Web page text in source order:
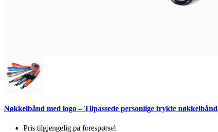
Nøkkelbånd med logo – Tilpassede personlige trykte
Pris tilgjengelig på forespørsel